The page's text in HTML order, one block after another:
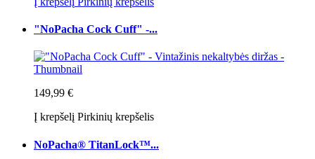
"NoPacha Cock Cuff" -...
149,99 €
Į krepšelį Pirkinių krepšelis
NoPacha® TitanLock™...